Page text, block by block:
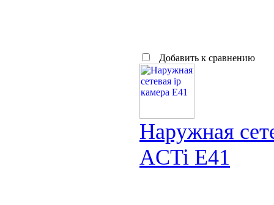
Добавить к сравнению
Наружная
ACTi E41